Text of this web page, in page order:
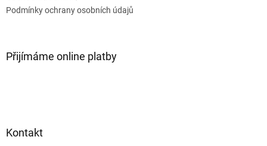
Podmínky ochrany osobních údajů
Přijímáme online platby
Kontakt